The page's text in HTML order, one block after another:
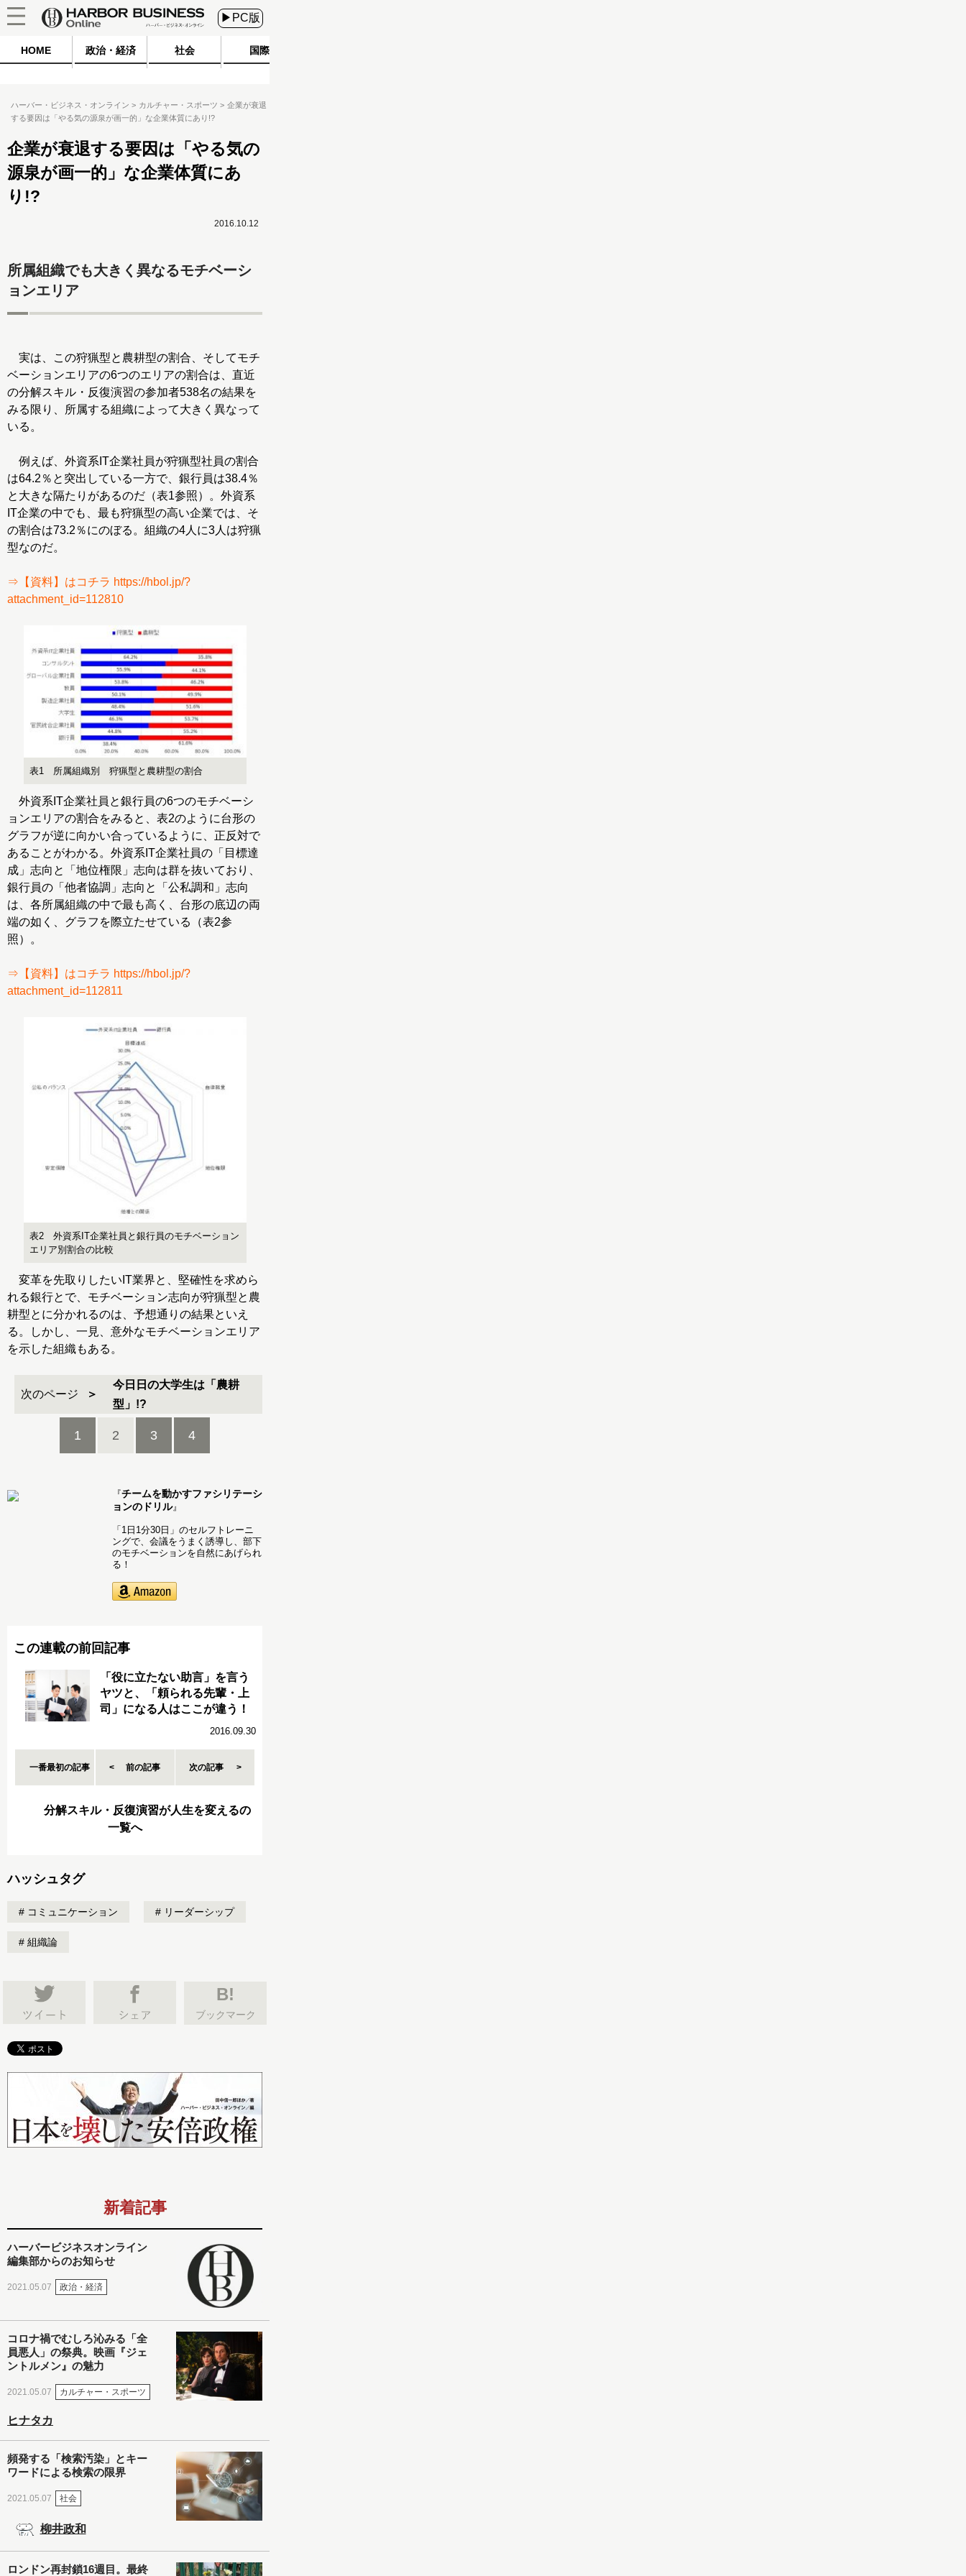
▶PC版
HOME 政治・経済 社会 国際
ハーバー・ビジネス・オンライン カルチャー・スポーツ
企業が衰退
する要因は「やる気の源泉が画一的」な企業体質にあり!?
企業が衰退する要因は「やる気の
源泉が画一的」な企業体質にあ
り!?
2016.10.12
所属組織でも大きく異なるモチベーシ
ョンエリア
実は、この狩猟型と農耕型の割合、そしてモチ
ベーションエリアの6つのエリアの割合は、直近
の分解スキル・反復演習の参加者538名の結果を
みる限り、所属する組織によって大きく異なって
いる。
例えば、外資系IT企業社員が狩猟型社員の割合
は64.2％と突出している一方で、銀行員は38.4％
と大きな隔たりがあるのだ（表1参照）。外資系
IT企業の中でも、最も狩猟型の高い企業では、そ
の割合は73.2％にのぼる。組織の4人に3人は狩猟
型なのだ。
⇒【資料】はコチラ https://hbol.jp/?
attachment_id=112810
表1 所属組織別 狩猟型と農耕型の割合
外資系IT企業社員と銀行員の6つのモチベーシ
ョンエリアの割合をみると、表2のように台形の
グラフが逆に向かい合っているように、正反対で
あることがわかる。外資系IT企業社員の「目標達
成」志向と「地位権限」志向は群を抜いており、
銀行員の「他者協調」志向と「公私調和」志向
は、各所属組織の中で最も高く、台形の底辺の両
端の如く、グラフを際立たせている（表2参
照）。
⇒【資料】はコチラ https://hbol.jp/?
attachment_id=112811
表2 外資系IT企業社員と銀行員のモチベーション
エリア別割合の比較
変革を先取りしたいIT業界と、堅確性を求めら
れる銀行とで、モチベーション志向が狩猟型と農
耕型とに分かれるのは、予想通りの結果といえ
る。しかし、一見、意外なモチベーションエリア
を示した組織もある。
次のページ
今日日の大学生は「農耕
型」!?
1 2 3 4
『チームを動かすファシリテーシ
ョンのドリル』
「1日1分30日」のセルフトレーニ
ングで、会議をうまく誘導し、部下
のモチベーションを自然にあげられ
る！
この連載の前回記事
「役に立たない助言」を言う
ヤツと、「頼られる先輩・上
司」になる人はここが違う！
2016.09.30
一番最初の記事 前の記事 次の記事
分解スキル・反復演習が人生を変えるの
一覧へ
ハッシュタグ
コミュニケーション リーダーシップ
組織論
B!
ブックマーク
新着記事
ハーバービジネスオンライン
編集部からのお知らせ
2021.05.07 政治・経済
コロナ禍でむしろ沁みる「全
員悪人」の祭典。映画『ジェ
ントルメン』の魅力
2021.05.07 カルチャー・スポーツ
ヒナタカ
頻発する「検索汚染」とキー
ワードによる検索の限界
2021.05.07 社会
柳井政和
ロンドン再封鎖16週目。最終